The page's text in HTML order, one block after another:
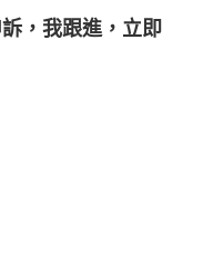
，我跟進，立即